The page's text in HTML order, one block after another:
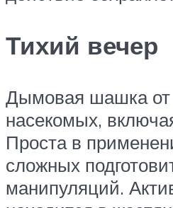
Тихий вечер
Дымовая шашка от
насекомых,
Проста в
сложных
манипуляций.